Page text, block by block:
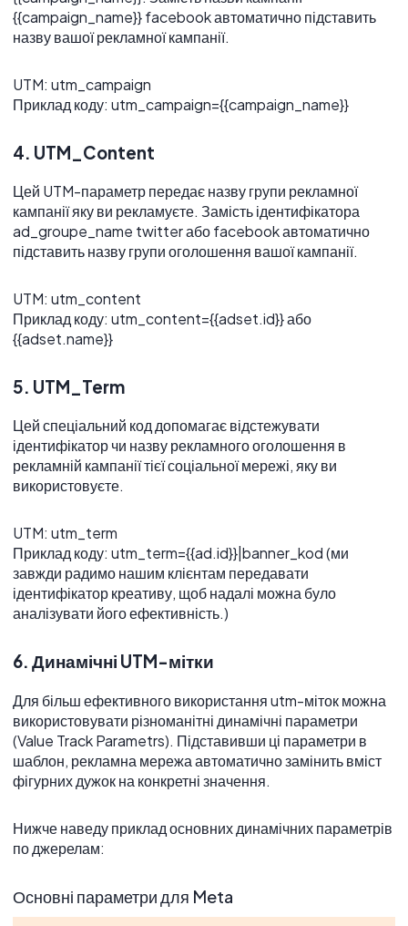
{{campaign_name}} facebook автоматично підставить
назву вашої рекламної кампанії.
UTM: utm_campaign
Приклад коду: utm_campaign={{campaign_name}}
4. UTM_Content
Цей UTM-параметр передає назву групи рекламної
кампанії яку ви рекламуєте. Замість ідентифікатора
ad_groupe_name twitter або facebook автоматично
підставить назву групи оголошення вашої кампанії.
UTM: utm_content
Приклад коду: utm_content={{adset.id}} або
{{adset.name}}
5. UTM_Term
Цей спеціальний код допомагає відстежувати
ідентифікатор чи назву рекламного оголошення в
рекламній кампанії тієї соціальної мережі, яку ви
використовуєте.
UTM: utm_term
Приклад коду: utm_term={{ad.id}}|banner_kod (ми
завжди радимо нашим клієнтам передавати
ідентифікатор креативу, щоб надалі можна було
аналізувати його ефективність.)
6. Динамічні UTM-мітки
Для більш ефективного використання utm-міток можна
використовувати різноманітні динамічні параметри
(Value Track Parametrs). Підставивши ці параметри в
шаблон, рекламна мережа автоматично замінить вміст
фігурних дужок на конкретні значення.
Нижче наведу приклад основних динамічних параметрів
по джерелам:
Основні параметри для Meta